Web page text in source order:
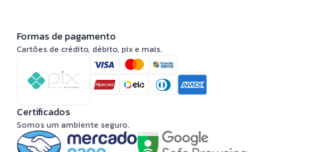
Formas de pagamento
Cartões de crédito, débito, pix e mais.
Certificados
Somos um ambiente seguro.